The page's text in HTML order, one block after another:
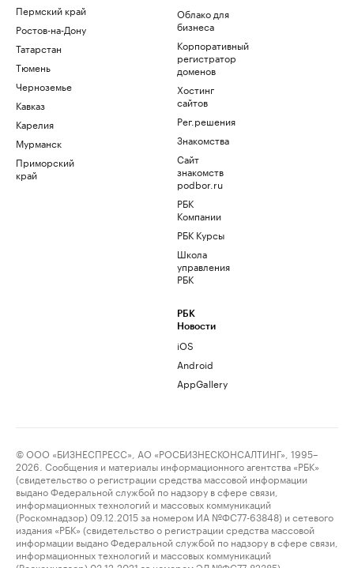
Пермский край
Ростов-на-Дону
Татарстан
Тюмень
Черноземье
Кавказ
Карелия
Мурманск
Приморский
край
Облако для
бизнеса
Корпоративный
регистратор
доменов
Хостинг
сайтов
Рег.решения
Знакомства
Сайт
знакомств
podbor.ru
РБК
Компании
РБК Курсы
Школа
управления
РБК
РБК
Новости
iOS
Android
AppGallery
© ООО «БИЗНЕСПРЕСС», АО «РОСБИЗНЕСКОНСАЛТИНГ», 1995–
2026. Сообщения и материалы информационного агентства «РБК»
(свидетельство о регистрации средства массовой информации
выдано Федеральной службой по надзору в сфере связи,
информационных технологий и массовых коммуникаций
(Роскомнадзор) 09.12.2015 за номером ИА №ФС77-63848) и сетевого
издания «РБК» (свидетельство о регистрации средства массовой
информации выдано Федеральной службой по надзору в сфере связи,
информационных технологий и массовых коммуникаций